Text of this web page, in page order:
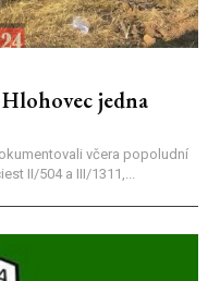
jedna
včera popoludní
II/504 a III/1311,...